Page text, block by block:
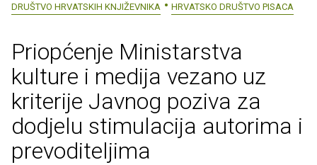
DRUŠTVO HRVATSKIH KNJIŽEVNIKA
HRVATSKO DRUŠTVO PISACA
Priopćenje Ministarstva
kulture i medija vezano uz
kriterije Javnog poziva za
dodjelu stimulacija autorima i
prevoditeljima